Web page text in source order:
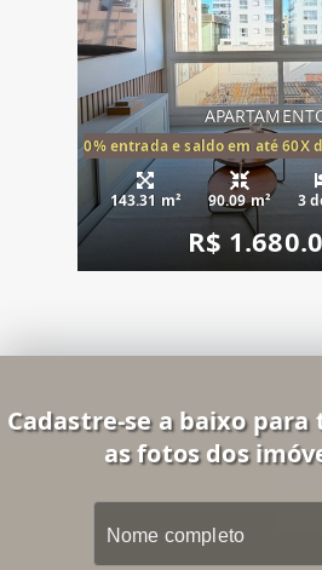
20% entrada e saldo em até 60X
143.31 m² 90.09 m² 3
R$
Cadastre-se a baixo para
as fotos dos